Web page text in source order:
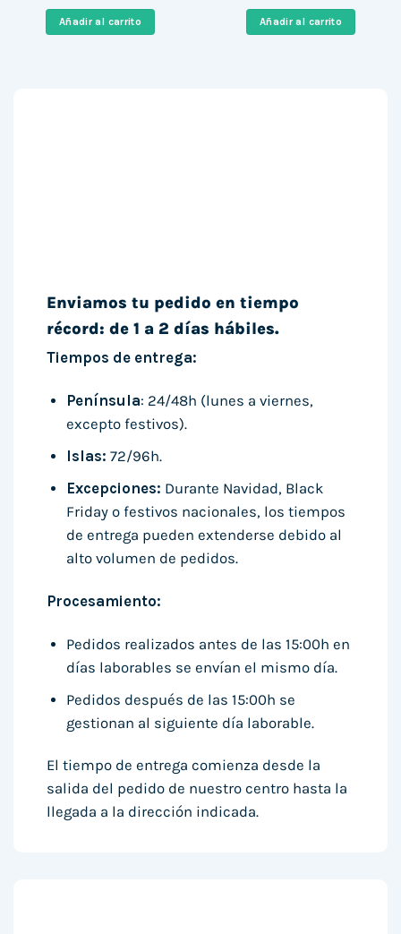
era:
534,00 €.
Añadir al carrito
era:
939,00 €.
es:
520,94
Añadir al carrito
Enviamos tu pedido en tiempo
récord: de 1 a 2 días hábiles.
Tiempos de entrega:
Península: 24/48h (lunes a viernes,
excepto festivos).
Islas: 72/96h.
Excepciones: Durante Navidad, Black
Friday o festivos nacionales, los tiempos
de entrega pueden extenderse debido al
alto volumen de pedidos.
Procesamiento:
Pedidos realizados antes de las 15:00h en
días laborables se envían el mismo día.
Pedidos después de las 15:00h se
gestionan al siguiente día laborable.
El tiempo de entrega comienza desde la
salida del pedido de nuestro centro hasta la
llegada a la dirección indicada.